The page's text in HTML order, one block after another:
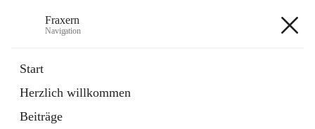
Fraxern
Navigation
Start
Herzlich willkommen
Beiträge
Ordner
in